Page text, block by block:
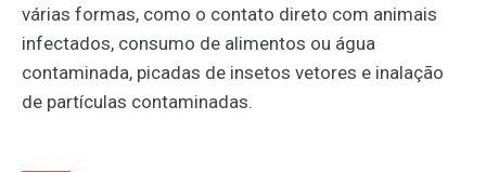
várias formas, como o contato direto com animais
infectados, consumo de alimentos ou água
contaminada, picadas de insetos vetores e inalação
de partículas contaminadas.